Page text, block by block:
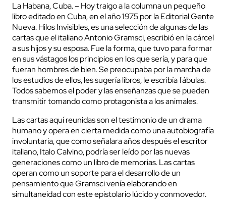
La Habana, Cuba. – Hoy traigo a la columna un pequeño
libro editado en Cuba, en el año 1975 por la Editorial Gente
Nueva. Hilos Invisibles, es una selección de algunas de las
cartas que el italiano Antonio Gramsci, escribió en la cárcel
a sus hijos y su esposa. Fue la forma, que tuvo para formar
en sus vástagos los principios en los que sería, y para que
fueran hombres de bien. Se preocupaba por la marcha de
los estudios de ellos, les sugería libros, le escribía fábulas.
Todos sabemos el poder y las enseñanzas que se pueden
transmitir tomando como protagonista a los animales.
Las cartas aquí reunidas son el testimonio de un drama
humano y opera en cierta medida como una autobiografía
involuntaria, que como señalara años después el escritor
italiano, Italo Calvino, podría ser leído por las nuevas
generaciones como un libro de memorias. Las cartas
operan como un soporte para el desarrollo de un
pensamiento que Gramsci venía elaborando en
simultaneidad con este epistolario lúcido y conmovedor.